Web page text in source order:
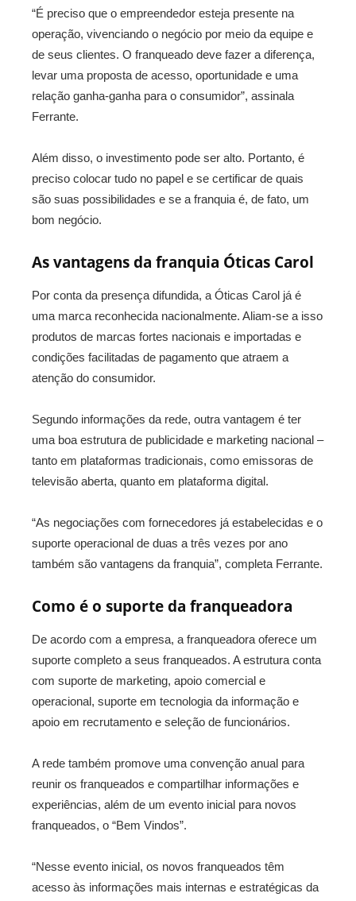
“É preciso que o empreendedor esteja presente na
operação, vivenciando o negócio por meio da equipe e
de seus clientes. O franqueado deve fazer a diferença,
levar uma proposta de acesso, oportunidade e uma
relação ganha-ganha para o consumidor”, assinala
Ferrante.
Além disso, o investimento pode ser alto. Portanto, é
preciso colocar tudo no papel e se certificar de quais
são suas possibilidades e se a franquia é, de fato, um
bom negócio.
As vantagens da franquia Óticas Carol
Por conta da presença difundida, a Óticas Carol já é
uma marca reconhecida nacionalmente. Aliam-se a isso
produtos de marcas fortes nacionais e importadas e
condições facilitadas de pagamento que atraem a
atenção do consumidor.
Segundo informações da rede, outra vantagem é ter
uma boa estrutura de publicidade e marketing nacional –
tanto em plataformas tradicionais, como emissoras de
televisão aberta, quanto em plataforma digital.
“As negociações com fornecedores já estabelecidas e o
suporte operacional de duas a três vezes por ano
também são vantagens da franquia”, completa Ferrante.
Como é o suporte da franqueadora
De acordo com a empresa, a franqueadora oferece um
suporte completo a seus franqueados. A estrutura conta
com suporte de marketing, apoio comercial e
operacional, suporte em tecnologia da informação e
apoio em recrutamento e seleção de funcionários.
A rede também promove uma convenção anual para
reunir os franqueados e compartilhar informações e
experiências, além de um evento inicial para novos
franqueados, o “Bem Vindos”.
“Nesse evento inicial, os novos franqueados têm
acesso às informações mais internas e estratégicas da